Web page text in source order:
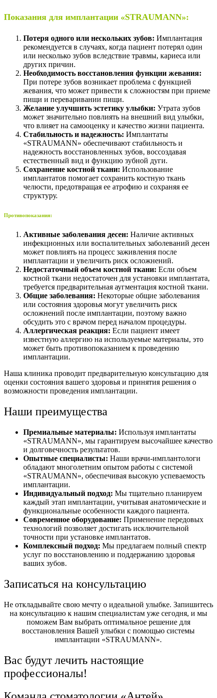
Показания для имплантации «STRAUMANN»:
Потеря одного или нескольких зубов: Имплантация
рекомендуется в случаях, когда пациент потерял один
или несколько зубов вследствие травмы, кариеса или
других причин.
Необходимость восстановления функции жевания:
При потере зубов возникает проблема с функцией
жевания, что может привести к сложностям при приеме
пищи и переваривании пищи.
Желание улучшить эстетику улыбки: Утрата зубов
может значительно повлиять на внешний вид улыбки,
что влияет на самооценку и качество жизни пациента.
Стабильность и надежность: Имплантаты
«STRAUMANN» обеспечивают стабильность и
надежность восстановленных зубов, воссоздавая
естественный вид и функцию зубной дуги.
Сохранение костной ткани: Использование
имплантатов помогает сохранить костную ткань
челюсти, предотвращая ее атрофию и сохраняя ее
структуру.
Противопоказания:
Активные заболевания десен: Наличие активных
инфекционных или воспалительных заболеваний десен
может повлиять на процесс заживления после
имплантации и увеличить риск осложнений.
Недостаточный объем костной ткани: Если объем
костной ткани недостаточен для установки имплантата,
требуется предварительная аугментация костной ткани.
Общие заболевания: Некоторые общие заболевания
или состояния здоровья могут увеличить риск
осложнений после имплантации, поэтому важно
обсудить это с врачом перед началом процедуры.
Аллергическая реакция: Если пациент имеет
известную аллергию на используемые материалы, это
может быть противопоказанием к проведению
имплантации.
Наша клиника проводит предварительную консультацию для
оценки состояния вашего здоровья и принятия решения о
возможности проведения имплантации.
Наши преимущества
Премиальные материалы: Используя имплантаты
«STRAUMANN», мы гарантируем высочайшее качество
и долговечность результатов.
Опытные специалисты: Наши врачи-имплантологи
обладают многолетним опытом работы с системой
«STRAUMANN», обеспечивая высокую успеваемость
имплантации.
Индивидуальный подход: Мы тщательно планируем
каждый этап имплантации, учитывая анатомические и
функциональные особенности каждого пациента.
Современное оборудование: Применение передовых
технологий позволяет достигать исключительной
точности при установке имплантатов.
Комплексный подход: Мы предлагаем полный спектр
услуг по восстановлению и поддержанию здоровья
ваших зубов.
Записаться на консультацию
Не откладывайте свою мечту о идеальной улыбке. Запишитесь
на консультацию к нашим специалистам уже сегодня, и мы
поможем Вам выбрать оптимальное решение для
восстановления Вашей улыбки с помощью системы
имплантации «STRAUMANN».
Вас будут лечить настоящие
профессионалы!